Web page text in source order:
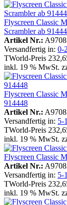
Flyscreen Classic
Scrambler ab
Artikel Nr.:
Versandfertig in: 0-
TWorld-Preis
inkl. 19 % MwSt.
Flyscreen Classic
914448
Artikel Nr.:
Versandfertig in: 5-
TWorld-Preis
inkl. 19 % MwSt.
Flyscreen Classic
Artikel Nr.:
Versandfertig in: 5-
TWorld-Preis
inkl. 19 % MwSt.